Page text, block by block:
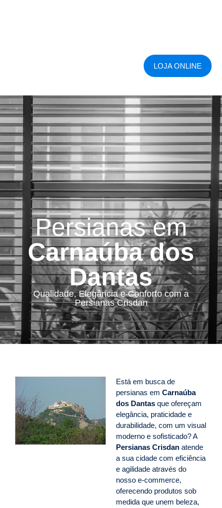
LOJA ONLINE
Persianas em
Carnaúba dos
Dantas
Qualidade, Elegância e Conforto com a
Persianas Crisdan
Está em busca de
persianas em Carnaúba
dos Dantas que ofereçam
elegância, praticidade e
durabilidade, com um visual
moderno e sofisticado? A
Persianas Crisdan atende
a sua cidade com eficiência
e agilidade através do
nosso e-commerce,
oferecendo produtos sob
medida que unem beleza,